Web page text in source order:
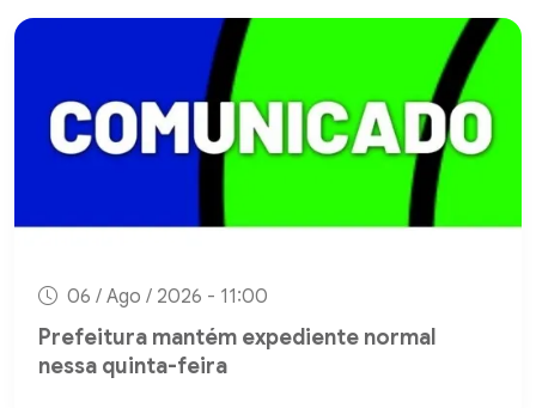
06 / Ago / 2026 - 11:00
Prefeitura mantém expediente normal
nessa quinta-feira